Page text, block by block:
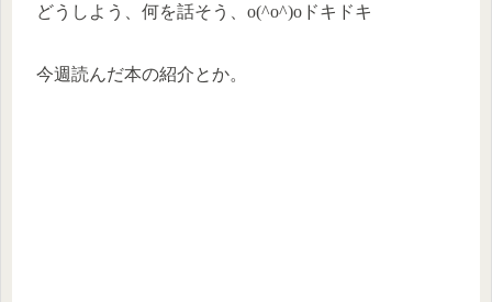
どうしよう、何を話そう、o(^o^)oドキドキ
今週読んだ本の紹介とか。